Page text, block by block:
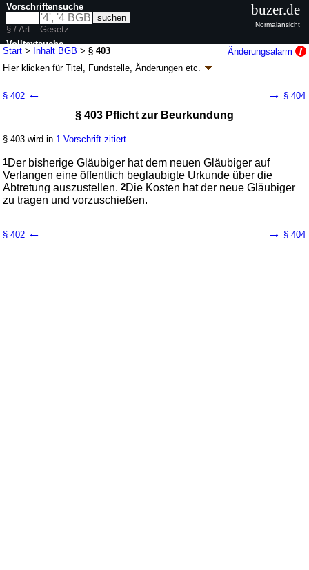
Start > Inhalt BGB >§ 403
Änderungsalarm
Hier klicken fürTitel, Fundstelle, Änderungen etc.
Artikel 6G. v. 23.07.2026BGBl. 2026 I Nr. 226
Einführungsgesetz und zugehörige Gesetze
Buch 2 Recht der Schuldverhältnisse
Abschnitt 5 Übertragung einer Forderung
§ 402 ← → § 404
§ 403 Pflicht zur Beurkundung
§ 403 wird in 1 Vorschrift zitiert
1Der bisherige Gläubiger hat dem neuen Gläubiger auf
Verlangen eine öffentlich beglaubigte Urkunde über die
Abtretung auszustellen.2Die Kosten hat der neue Gläubiger
zu tragen und vorzuschießen.
§ 402 ← → § 404
Vorschriftensuche
§ / Art.
Gesetz
Volltextsuche
nur in BGB
buzer.de
Normalansicht